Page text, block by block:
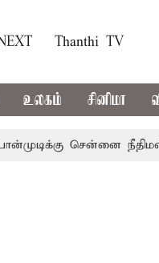
Thanthi TV
உலகம் சினிமா
சென்னை நீதிமன்றம்